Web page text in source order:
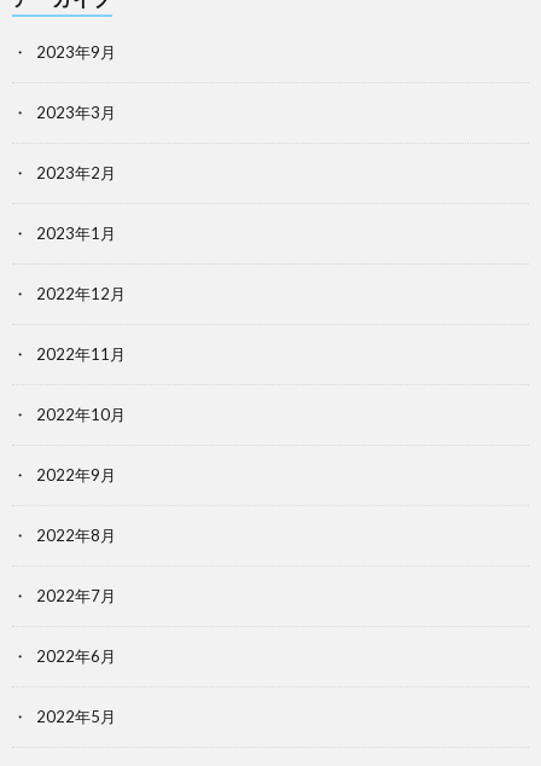
2023年9月
2023年3月
2023年2月
2023年1月
2022年12月
2022年11月
2022年10月
2022年9月
2022年8月
2022年7月
2022年6月
2022年5月